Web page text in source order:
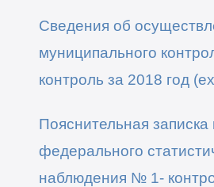
Сведения об
муниципального
контроль за 2018 год
Пояснительная
федерального
наблюдения № 1-